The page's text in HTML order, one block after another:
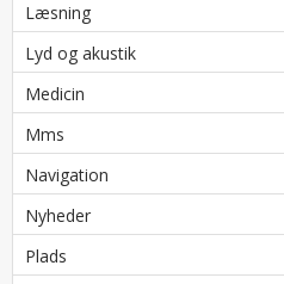
Læsning
Lyd og akustik
Medicin
Mms
Navigation
Nyheder
Plads